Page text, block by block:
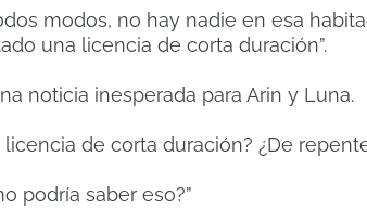
modos, no hay nadie en esa
una licencia de corta duración”.
noticia inesperada para Arin y Luna.
licencia de corta duración? ¿De
podría saber eso?”